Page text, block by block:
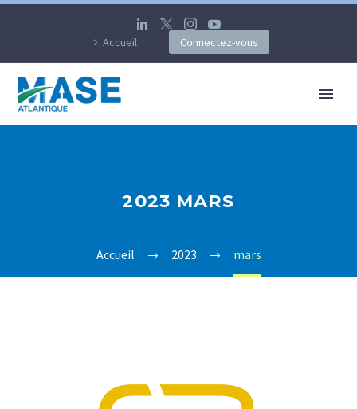
Accueil Connectez-vous
2023 MARS
Accueil 2023 mars